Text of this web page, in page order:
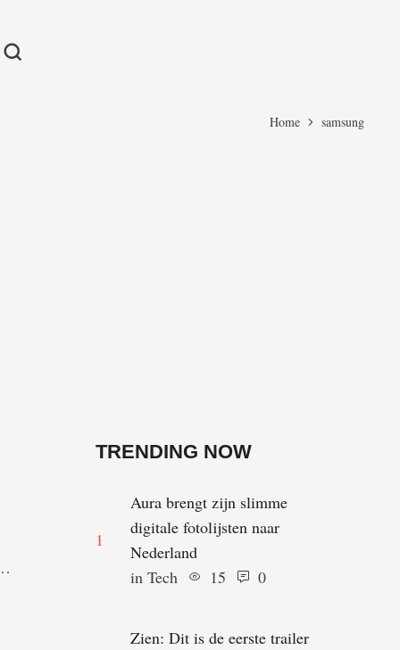
Home samsung
TRENDING NOW
1
Aura brengt zijn slimme
digitale fotolijsten naar
Nederland
in Tech 15 0
Zien: Dit is de eerste trailer